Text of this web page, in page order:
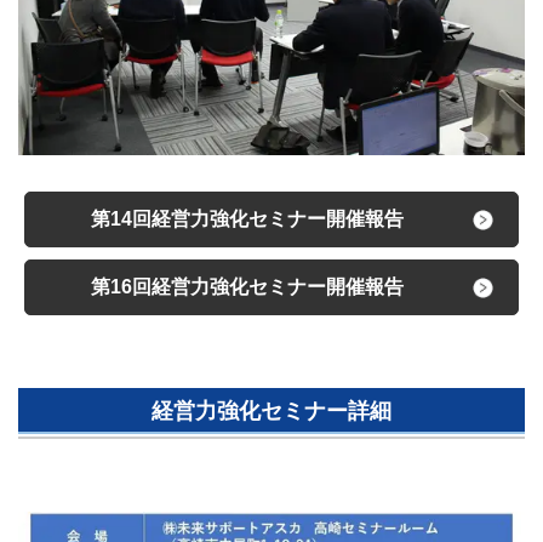
第14回経営力強化セミナー開催報告
第16回経営力強化セミナー開催報告
経営力強化セミナー詳細